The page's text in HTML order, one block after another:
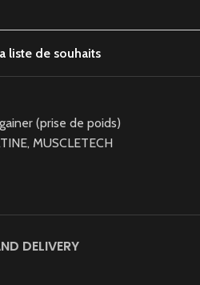
liste de souhaits
gainer (prise de poids)
, MUSCLETECH
DELIVERY